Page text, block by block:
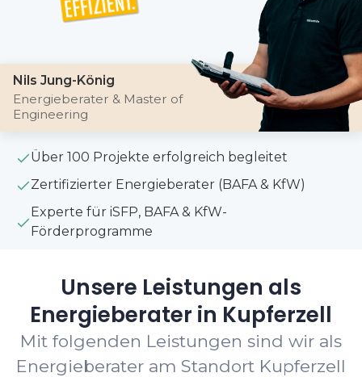
Nils Jung-König
Energieberater & Master of
Engineering
Über 100 Projekte erfolgreich begleitet
Zertifizierter Energieberater (BAFA & KfW)
Experte für iSFP, BAFA & KfW-
Förderprogramme
Unsere Leistungen als
Energieberater in Kupferzell
Mit folgenden Leistungen sind wir als
Energieberater am Standort Kupferzell